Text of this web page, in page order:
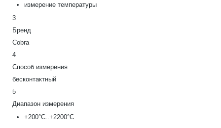
измерение температуры
3
Бренд
Cobra
4
Способ измерения
бесконтактный
5
Диапазон измерения
+200°С..+2200°С